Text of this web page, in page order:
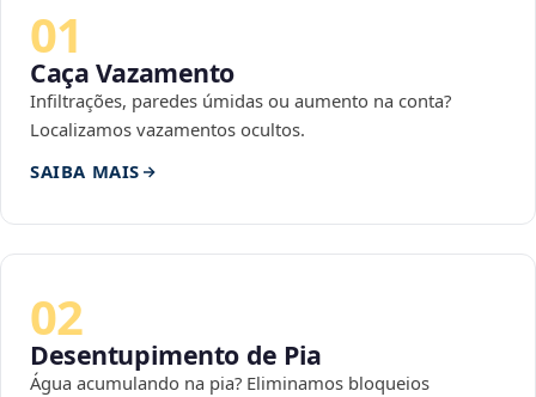
01
Caça Vazamento
Infiltrações, paredes úmidas ou aumento na conta?
Localizamos vazamentos ocultos.
SAIBA MAIS
02
Desentupimento de Pia
Água acumulando na pia? Eliminamos bloqueios